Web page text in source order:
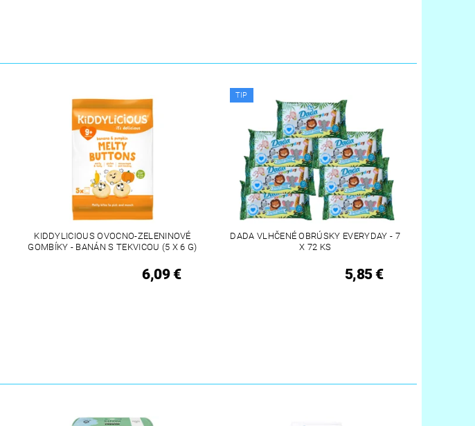
KIDDYLICIOUS OVOCNO-ZELENINOVÉ
GOMBÍKY - BANÁN S TEKVICOU (5 X 6 G)
6,09 €
TIP
DADA VLHČENÉ OBRÚSKY EVERYDAY - 7
X 72 KS
5,85 €